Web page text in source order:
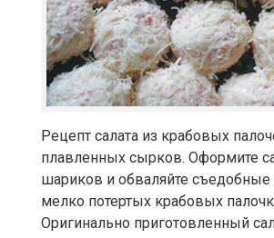
Рецепт салата из крабовых
плавленных сырков. Оформите
шариков и обваляйте
мелко потертых крабовых
Оригинально приготовленный